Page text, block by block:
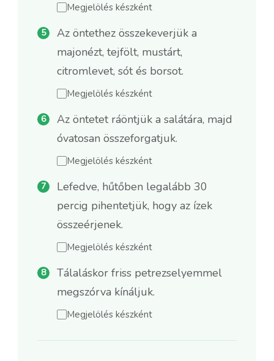
Megjelölés készként
Az öntethez összekeverjük a
majonézt, tejfölt, mustárt,
citromlevet, sót és borsot.
Megjelölés készként
Az öntetet ráöntjük a salátára, majd
óvatosan összeforgatjuk.
Megjelölés készként
Lefedve, hűtőben legalább 30
percig pihentetjük, hogy az ízek
összeérjenek.
Megjelölés készként
Tálaláskor friss petrezselyemmel
megszórva kínáljuk.
Megjelölés készként